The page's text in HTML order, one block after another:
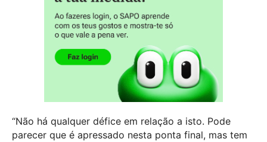
“Não há qualquer défice em relação a isto. Pode
parecer que é apressado nesta ponta final, mas tem